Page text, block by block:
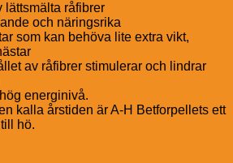
lättsmälta råfibrer
och näringsrika
som kan behöva lite extra vikt,
av råfibrer stimulerar och lindrar
energinivå.
kalla årstiden är A-H Betforpellets ett
hö.